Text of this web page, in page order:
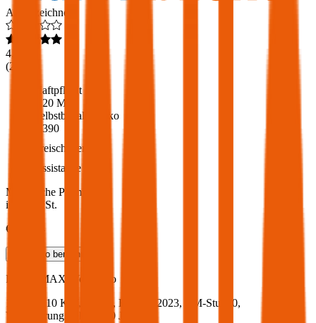
Ausgezeichnet
4,6
(216
Haftpflicht
€ 20 Mio.
Selbstbehalt Kasko
€ 390
Freischaden
Assistance
Monatliche Prämie
inkl. mVSt.
€ 119,34
Teilkasko berechnen
Ford
S-MAX, Vollkasko
150 PS/110 KW, hybrid, Baujahr 2023, BM-Stufe 0,
Versicherungsnehmer 30 Jahre